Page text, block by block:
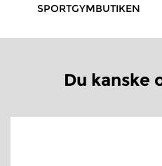
SPORTGYMBUTIKEN
Du kanske